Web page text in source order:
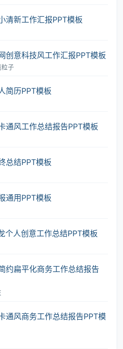
清新工作汇报PPT模板
创意科技风工作汇报PPT模板
粒子
简历PPT模板
通风工作总结报告PPT模板
总结PPT模板
通用PPT模板
个人创意工作总结PPT模板
约扁平化商务工作总结报告
通风商务工作总结报告PPT模